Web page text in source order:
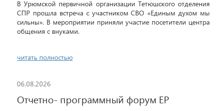
В Урюмской первичной организации Тетюшского отделения
СПР прошла встреча с участником СВО «Единым духом мы
сильны». В мероприятии приняли участие посетители центра
общения с внуками.
читать полностью
06.08.2026
Отчетно- программный форум ЕР